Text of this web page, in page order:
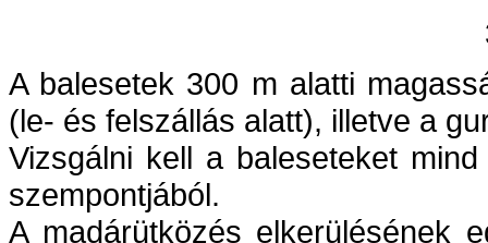
A balesetek 300 m alatti
(le- és felszállás alatt), illetve
Vizsgálni kell a baleseteket
szempontjából.
A madárütközés elkerülésének